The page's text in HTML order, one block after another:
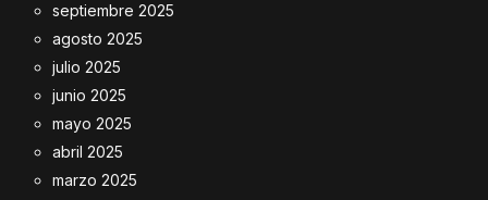
septiembre 2025
agosto 2025
julio 2025
junio 2025
mayo 2025
abril 2025
marzo 2025